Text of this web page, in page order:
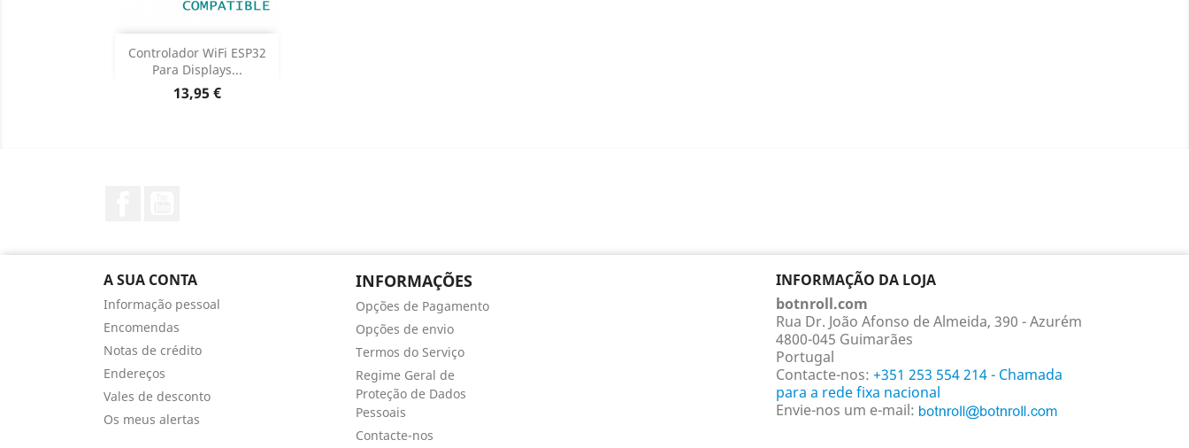
Controlador WiFi ESP32
Para Displays...
Preço
13,95 €
Adicionar 
Dados do produto
A SUA CONTA
Informação pessoal
Encomendas
Notas de crédito
Endereços
Vales de desconto
Os meus alertas
INFORMAÇÕES
Opções de Pagamento
Opções de envio
Termos do Serviço
Regime Geral de
Proteção de Dados
Pessoais
Contacte-nos
INFORMAÇÃO DA LOJA
botnroll.com
Rua Dr. João Afonso de Almeida, 390 - Azurém
4800-045 Guimarães
Portugal
Contacte-nos: +351 253 554 214 - Chamada
para a rede fixa nacional
Envie-nos um e-mail: